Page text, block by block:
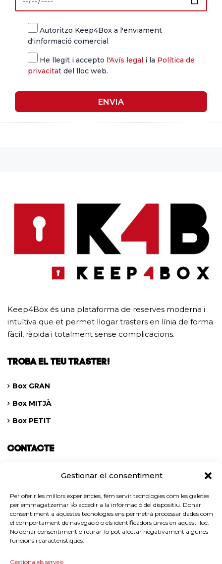
Gestionar el consentiment
Per oferir les millors experiències, fem servir tecnologies com les galetes
per emmagatzemar i/o accedir a la informació del dispositiu. Donar
consentiment a aquestes tecnologies ens permetrà processar dades com
el comportament de navegació o els identificadors únics en aquest lloc.
No donar consentiment o retirar-lo pot afectar negativament algunes
funcions i característiques.
Gestiona els serveis
Autoritzo Keep4Box a l'enviament
d'informació comercial
He llegit i accepto l'Avís legal i la Política de
privacitat del lloc web.
Keep4Box és una plataforma de reserves moderna i
intuïtiva que et permet llogar trasters en línia de forma
fàcil, ràpida i totalment sense complicacions.
TROBA EL TEU TRASTER!
Box GRAN
Box MITJÀ
Box PETIT
CONTACTE
Contacta’ns digitalment